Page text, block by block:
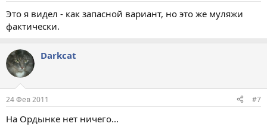
Это я видел - как запасной вариант, но это же муляжи
фактически.
Darkcat
24 Фев 2011 #7
На Ордынке нет ничего...